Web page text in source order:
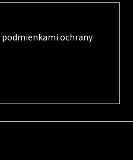
podmienkami ochrany